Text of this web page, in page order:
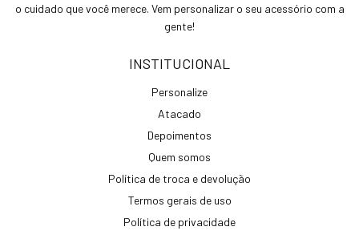
o cuidado que você merece. Vem personalizar o seu acessório com a
gente!
INSTITUCIONAL
Personalize
Atacado
Depoimentos
Quem somos
Política de troca e devolução
Termos gerais de uso
Política de privacidade